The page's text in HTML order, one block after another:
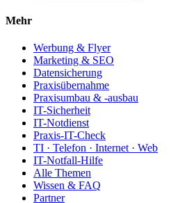
Mehr
Werbung & Flyer
Marketing & SEO
Datensicherung
Praxisübernahme
Praxisumbau & -ausbau
IT-Sicherheit
IT-Notdienst
Praxis-IT-Check
TI · Telefon · Internet · Web
IT-Notfall-Hilfe
Alle Themen
Wissen & FAQ
Partner